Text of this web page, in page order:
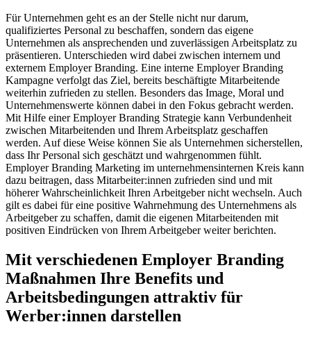
Für Unternehmen geht es an der Stelle nicht nur darum,
qualifiziertes Personal zu beschaffen, sondern das eigene
Unternehmen als ansprechenden und zuverlässigen Arbeitsplatz zu
präsentieren. Unterschieden wird dabei zwischen internem und
externem Employer Branding. Eine interne Employer Branding
Kampagne verfolgt das Ziel, bereits beschäftigte Mitarbeitende
weiterhin zufrieden zu stellen. Besonders das Image, Moral und
Unternehmenswerte können dabei in den Fokus gebracht werden.
Mit Hilfe einer Employer Branding Strategie kann Verbundenheit
zwischen Mitarbeitenden und Ihrem Arbeitsplatz geschaffen
werden. Auf diese Weise können Sie als Unternehmen sicherstellen,
dass Ihr Personal sich geschätzt und wahrgenommen fühlt.
Employer Branding Marketing im unternehmensinternen Kreis kann
dazu beitragen, dass Mitarbeiter:innen zufrieden sind und mit
höherer Wahrscheinlichkeit Ihren Arbeitgeber nicht wechseln. Auch
gilt es dabei für eine positive Wahrnehmung des Unternehmens als
Arbeitgeber zu schaffen, damit die eigenen Mitarbeitenden mit
positiven Eindrücken von Ihrem Arbeitgeber weiter berichten.
Mit verschiedenen Employer Branding
Maßnahmen Ihre Benefits und
Arbeitsbedingungen attraktiv für
Werber:innen darstellen